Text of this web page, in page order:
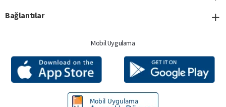
Bağlantılar
Mobil Uygulama